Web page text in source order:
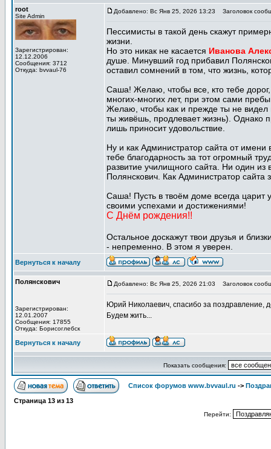
root
Site Admin
Зарегистрирован:
12.12.2006
Сообщения: 3712
Откуда: bvvaul-76
Добавлено: Вс Янв 25, 2026 13:23 Заголовок
Пессимисты в такой день скажут
жизни.
Но это никак не касается Иванова
душе. Минувший год прибавил
оставил сомнений в том, что жизнь,
Саша! Желаю, чтобы все, кто тебе
многих-многих лет, при этом сами
Желаю, чтобы как и прежде ты не видел
ты живёшь, продлевает жизнь). Однако
лишь приносит удовольствие.
Ну и как Администратор сайта от имени
тебе благодарность за тот огромный
развитие училищного сайта. Ни один из
Полянскович. Как Администратор
Саша! Пусть в твоём доме всегда царит
своими успехами и достижениями!
С Днём рождения!!
Остальное доскажут твои друзья и
- непременно. В этом я уверен.
Вернуться к началу
Полянскович
Зарегистрирован:
12.01.2007
Сообщения: 17855
Откуда: Борисоглебск
Добавлено: Вс Янв 25, 2026 21:03 Заголовок
Юрий Николаевич, спасибо за поздравление,
Будем жить...
Вернуться к началу
Показать сообщения:
Список форумов www.bvvaul.ru ->
Страница 13 из 13
Перейти: